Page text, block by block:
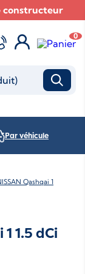
constructeur
0
Par véhicule
Qashqai 1
1.5 dCi